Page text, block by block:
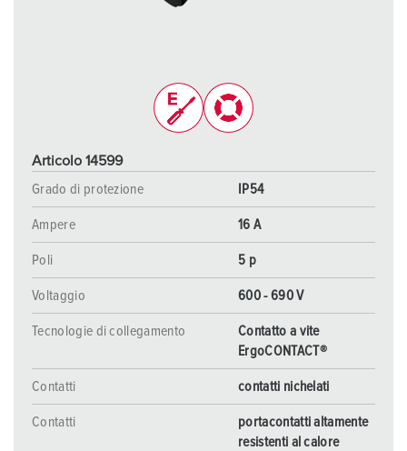
Articolo 14599
Grado di protezione
IP54
Ampere 16 A
Poli 5 p
Voltaggio 600 - 690 V
Tecnologie di collegamento
Contatto a vite
ErgoCONTACT®
Contatti contatti nichelati
Contatti
portacontatti altamente
resistenti al calore